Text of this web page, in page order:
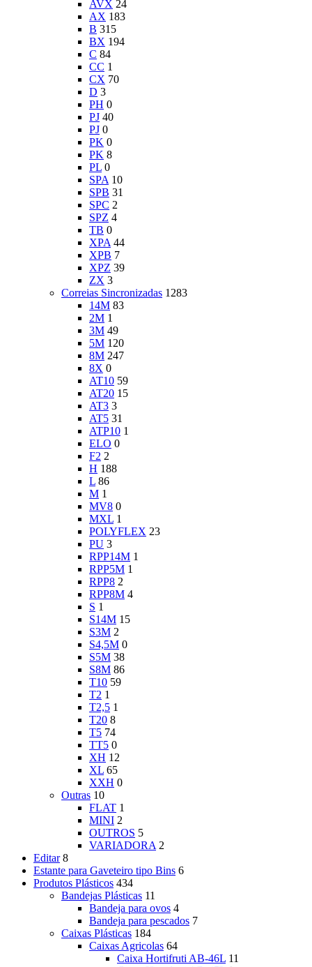
AVX 24
AX 183
B 315
BX 194
C 84
CC 1
CX 70
D 3
PH 0
PJ 40
PJ 0
PK 0
PK 8
PL 0
SPA 10
SPB 31
SPC 2
SPZ 4
TB 0
XPA 44
XPB 7
XPZ 39
ZX 3
Correias Sincronizadas 1283
14M 83
2M 1
3M 49
5M 120
8M 247
8X 0
AT10 59
AT20 15
AT3 3
AT5 31
ATP10 1
ELO 0
F2 2
H 188
L 86
M 1
MV8 0
MXL 1
POLYFLEX 23
PU 3
RPP14M 1
RPP5M 1
RPP8 2
RPP8M 4
S 1
S14M 15
S3M 2
S4,5M 0
S5M 38
S8M 86
T10 59
T2 1
T2,5 1
T20 8
T5 74
TT5 0
XH 12
XL 65
XXH 0
Outras 10
FLAT 1
MINI 2
OUTROS 5
VARIADORA 2
Editar 8
Estante para Gaveteiro tipo Bins 6
Produtos Plásticos 434
Bandejas Plásticas 11
Bandeja para ovos 4
Bandeja para pescados 7
Caixas Plásticas 184
Caixas Agricolas 64
Caixa Hortifruti AB-46L 11